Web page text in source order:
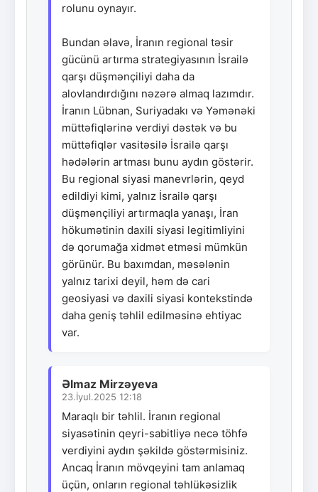
rolunu oynayır.
Bundan əlavə, İranın regional təsir
gücünü artırma strategiyasının İsrailə
qarşı düşmənçiliyi daha da
alovlandırdığını nəzərə almaq lazımdır.
İranın Lübnan, Suriyadakı və Yəmənəki
müttəfiqlərinə verdiyi dəstək və bu
müttəfiqlər vasitəsilə İsrailə qarşı
hədələrin artması bunu aydın göstərir.
Bu regional siyasi manevrlərin, qeyd
edildiyi kimi, yalnız İsrailə qarşı
düşmənçiliyi artırmaqla yanaşı, İran
hökumətinin daxili siyasi legitimliyini
də qorumağa xidmət etməsi mümkün
görünür. Bu baxımdan, məsələnin
yalnız tarixi deyil, həm də cari
geosiyasi və daxili siyasi kontekstində
daha geniş təhlil edilməsinə ehtiyac
var.
Əlmaz Mirzəyeva
23.İyul.2025 12:18
Maraqlı bir təhlil. İranın regional
siyasətinin qeyri-sabitliyə necə töhfə
verdiyini aydın şəkildə göstərmisiniz.
Ancaq İranın mövqeyini tam anlamaq
üçün, onların regional təhlükəsizlik